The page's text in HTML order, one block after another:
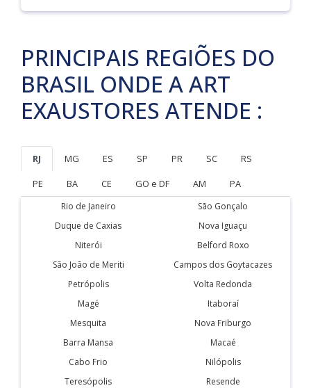
PRINCIPAIS REGIÕES DO
BRASIL ONDE A ART
EXAUSTORES ATENDE :
RJ MG ES SP PR SC
RS
PE
BA CE GO e DF AM PA
Rio de Janeiro
São Gonçalo
Duque de Caxias
Nova Iguaçu
Niterói
Belford Roxo
São João de Meriti
Campos dos Goytacazes
Petrópolis
Volta Redonda
Magé
Itaboraí
Mesquita
Nova Friburgo
Barra Mansa
Macaé
Cabo Frio
Nilópolis
Teresópolis
Resende